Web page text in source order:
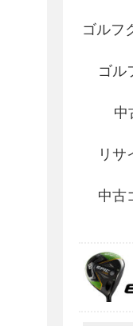
ゴルフ
ゴル
中
リサ
中古